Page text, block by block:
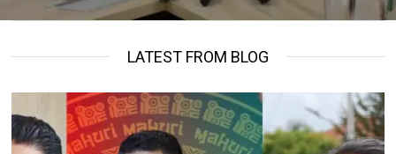
LATEST FROM BLOG